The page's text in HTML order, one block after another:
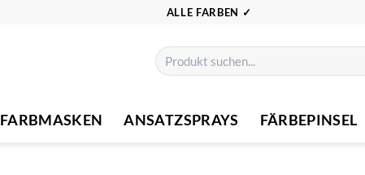
ALLE FARBEN ✓
Suchen
nach:
FARBMASKEN ANSATZSPRAYS FÄRBEPINSEL